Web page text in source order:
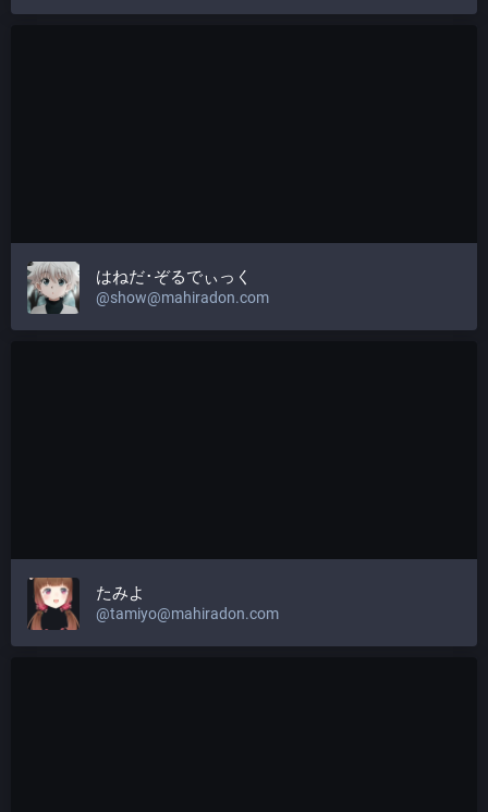
はねだ･ぞるでぃっく
@show@mahiradon.com
たみよ
@tamiyo@mahiradon.com